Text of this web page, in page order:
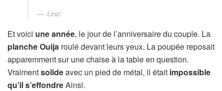
Linzi
Et voici une année, le jour de l’anniversaire du couple. La
planche Ouija roulé devant leurs yeux. La poupée reposait
apparemment sur une chaise à la table en question.
Vraimentsolideavec un pied de métal, il était impossible
qu’il s’effondreAinsi.